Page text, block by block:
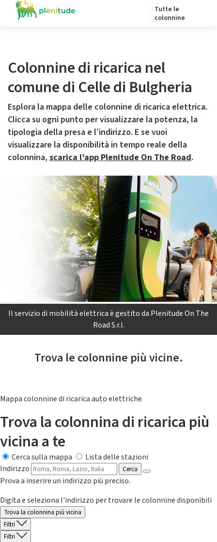
Tutte le
colonnine
Colonnine di ricarica nel
comune di Celle di Bulgheria
Esplora la mappa delle colonnine di ricarica elettrica.
Clicca su ogni punto per visualizzare la potenza, la
tipologia della presa e l’indirizzo. E se vuoi
visualizzare la disponibilità in tempo reale della
colonnina, scarica l’app Plenitude On The Road.
Il servizio di mobilità elettrica è gestito da Plenitude On The
Road S.r.l.
Trova le colonnine più vicine.
Mappa colonnine di ricarica auto elettriche
Trova la colonnina di ricarica più
vicina a te
Cerca sulla mappa
Lista delle stazioni
Indirizzo
Cerca
Prova a inserire un indirizzo più preciso.
Digita e seleziona l'indirizzo per trovare le colonnine disponibili
Trova la colonnina piú vicina
Filtri
Filtri